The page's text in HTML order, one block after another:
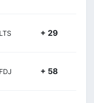
LTS + 29
FDJ + 58